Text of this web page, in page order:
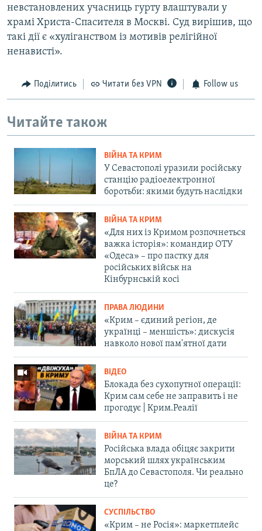
невстановлених учасниць гурту влаштували у
храмі Христа-Спасителя в Москві. Суд вирішив, що
такі дії є «хуліганством із мотивів релігійної
ненависті».
Поділитись Читати без VPN Follow us
Читайте також
ВІЙНА ТА КРИМ
У Севастополі уразили російську
станцію радіоелектронної
боротьби: якими будуть наслідки
ВІЙНА ТА КРИМ
«Для них із Кримом розпочнеться
важка історія»: командир ОТУ
«Одеса» – про пастку для
російських військ на
Кінбурнській косі
ПРАВА ЛЮДИНИ
«Крим – єдиний регіон, де
українці – меншість»: дискусія
навколо нової пам'ятної дати
ВІДЕО
Блокада без сухопутної операції:
Крим сам себе не заправить і не
прогодує | Крим.Реалії
ВІЙНА ТА КРИМ
Російська влада обіцяє закрити
морський шлях українським
БпЛА до Севастополя. Чи реально
це?
СУСПІЛЬСТВО
«Крим – не Росія»: маркетплейс